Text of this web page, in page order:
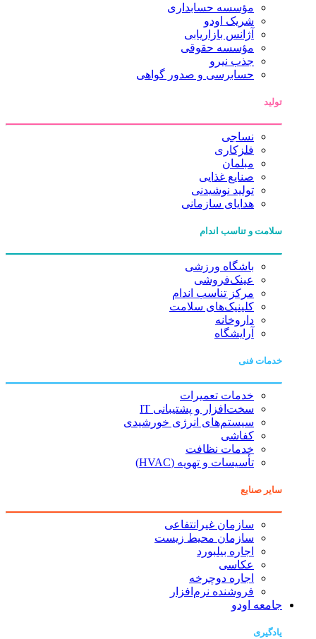
مؤسسه حسابداری
شریک اودو
آژانس بازاریابی
مؤسسه حقوقی
جذب نیرو
حسابرسی و صدور گواهی
تولید
نساجی
فلزکاری
مبلمان
صنایع غذایی
تولید نوشیدنی
هدایای سازمانی
سلامت و تناسب اندام
باشگاه ورزشی
عینک‌فروشی
مرکز تناسب اندام
کلینیک‌های سلامت
داروخانه
آرایشگاه
خدمات فنی
خدمات تعمیرات
سخت‌افزار و پشتیبانی IT
سیستم‌های انرژی خورشیدی
کفاشی
خدمات نظافت
تأسیسات و تهویه (HVAC)
سایر صنایع
سازمان غیرانتفاعی
سازمان محیط زیست
اجاره بیلبورد
عکاسی
اجاره دوچرخه
فروشنده نرم‌افزار
جامعه اودو
یادگیری